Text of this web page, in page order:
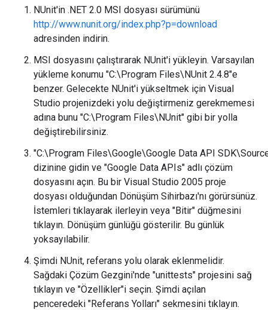
NUnit'in .NET 2.0 MSI dosyası sürümünü
http://www.nunit.org/index.php?p=download
adresinden indirin.
MSI dosyasını çalıştırarak NUnit'i yükleyin. Varsayılan
yükleme konumu "C:\Program Files\NUnit 2.4.8"e
benzer. Gelecekte NUnit'i yükseltmek için Visual
Studio projenizdeki yolu değiştirmeniz gerekmemesi
adına bunu "C:\Program Files\NUnit" gibi bir yolla
değiştirebilirsiniz.
"C:\Program Files\Google\Google Data API
dizinine gidin ve "Google Data APIs" adlı çözüm
dosyasını açın. Bu bir Visual Studio 2005 proje
dosyası olduğundan Dönüşüm Sihirbazı'nı görürsünüz.
İstemleri tıklayarak ilerleyin veya "Bitir" düğmesini
tıklayın. Dönüşüm günlüğü gösterilir. Bu günlük
yoksayılabilir.
Şimdi NUnit, referans yolu olarak eklenmelidir.
Sağdaki Çözüm Gezgini'nde "unittests" projesini sağ
tıklayın ve "Özellikler"i seçin. Şimdi açılan
penceredeki "Referans Yolları" sekmesini tıklayın.